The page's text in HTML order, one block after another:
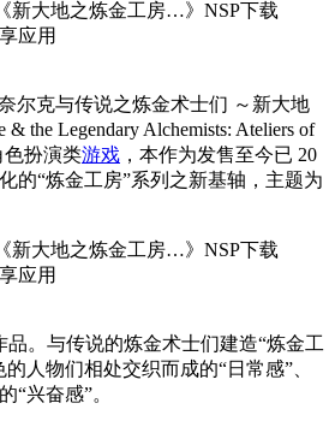
尔克与传说之炼金术士们 ～新大地
the Legendary Alchemists: Ateliers of
色扮演类游戏 ，本作为发售至今已 20
的“炼金工房”系列之新基轴，主题为
品。与传说的炼金术士们建造“炼金工
人物们相处交织而成的“日常感”、
“兴奋感”。